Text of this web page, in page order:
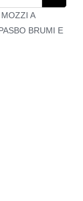
Catalogo
A
BRUMI E